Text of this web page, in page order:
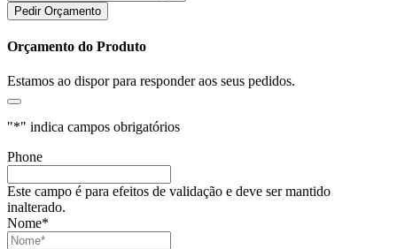
Pedir Orçamento
Orçamento do Produto
Estamos ao dispor para responder aos seus pedidos.
"*" indica campos obrigatórios
Phone
Este campo é para efeitos de validação e deve ser mantido
inalterado.
Nome*